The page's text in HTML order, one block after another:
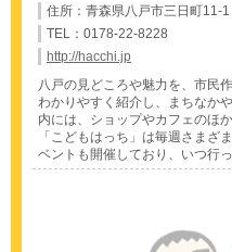
住所：青森県八戸市三日町11-1
TEL：0178-22-8228
http://hacchi.jp
八戸の見どころや魅力を、市民
わかりやすく紹介し、まちなか
内には、ショップやカフェのほ
「こどもはっち」は毎週さまざ
ベントも開催しており、いつ行